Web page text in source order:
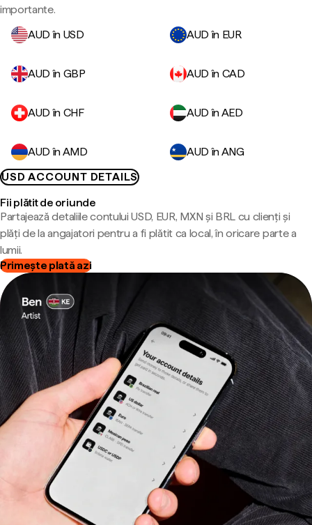
importante.
AUD în USD
AUD în EUR
AUD în GBP AUD în CAD
AUD în CHF AUD în AED
AUD în AMD
AUD în ANG
USD ACCOUNT DETAILS
Fii plătit de oriunde
Partajează detaliile contului USD, EUR, MXN și BRL cu clienți și
plăți de la angajatori pentru a fi plătit ca local, în oricare parte a
lumii.
Primește plată azi